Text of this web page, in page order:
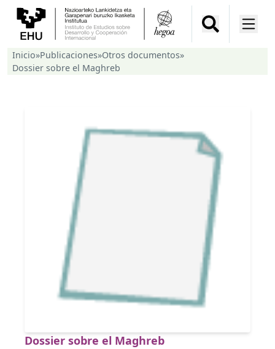
Inicio»Publicaciones»Otros documentos»
Dossier sobre el Maghreb
Dossier sobre el Maghreb